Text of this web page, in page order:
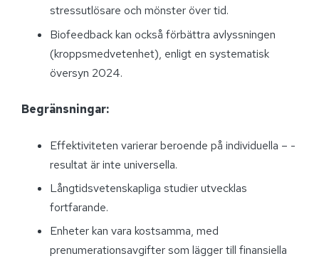
stressutlösare och mönster över tid.
Biofeedback kan också förbättra avlyssningen
(kroppsmedvetenhet), enligt en systematisk
översyn 2024.
Begränsningar:
Effektiviteten varierar beroende på individuella – -
resultat är inte universella.
Långtidsvetenskapliga studier utvecklas
fortfarande.
Enheter kan vara kostsamma, med
prenumerationsavgifter som lägger till finansiella